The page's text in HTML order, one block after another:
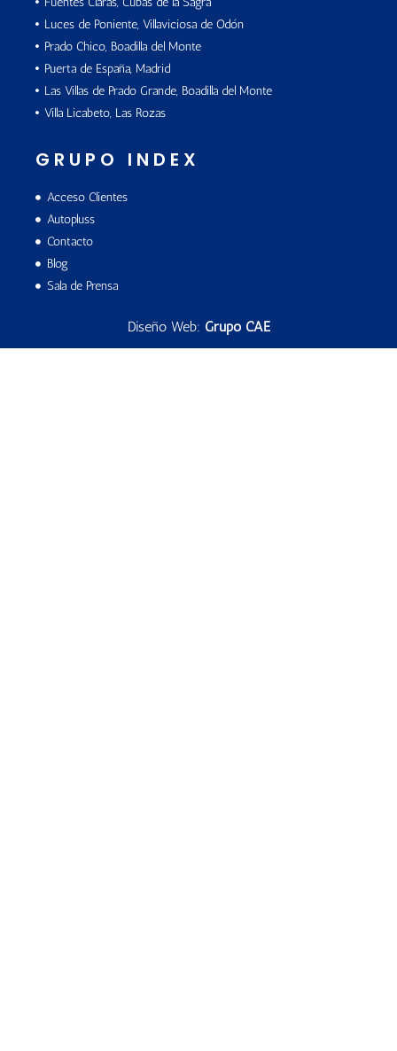
Luces de Poniente, Villaviciosa de Odón
Prado Chico, Boadilla del Monte
Puerta de España, Madrid
Las Villas de Prado Grande, Boadilla del Monte
Villa Licabeto, Las Rozas
GRUPO INDEX
Acceso Clientes
Autopluss
Contacto
Blog
Sala de Prensa
Diseño Web: Grupo CAE